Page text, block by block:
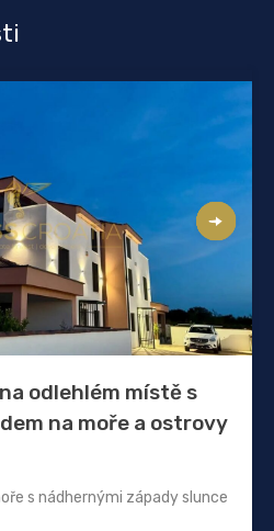
odlehlém místě s
na moře a ostrovy
s nádhernými západy slunce